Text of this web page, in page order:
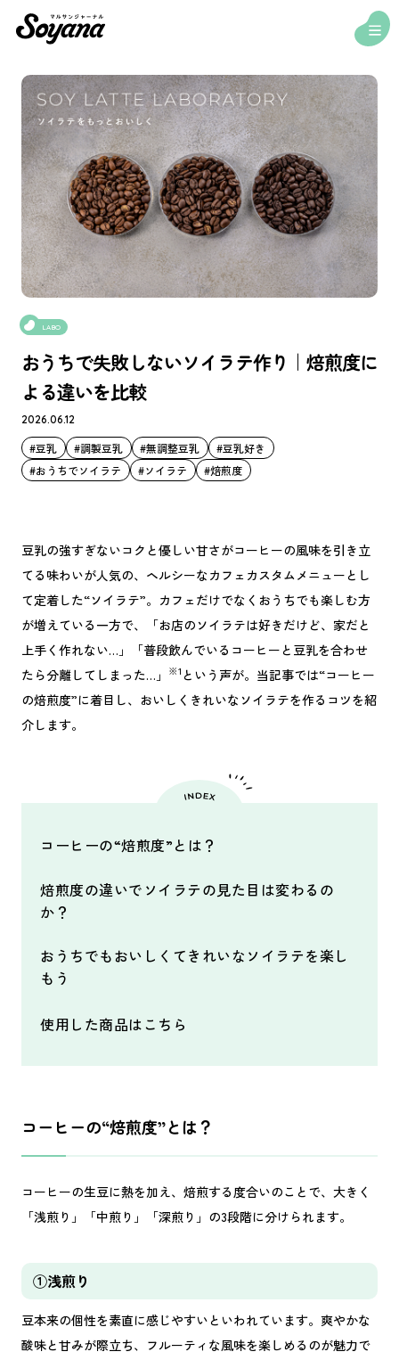
おうちで失敗しないソイラテ作り｜焙煎度に
よる違いを比較
2026.06.12
#豆乳 #調製豆乳 #無調整豆乳
#豆乳好き
#おうちでソイラテ
#ソイラテ #焙煎度
豆乳の強すぎないコクと優しい甘さがコーヒーの風味を引き立
てる味わいが人気の、ヘルシーなカフェカスタムメニューとし
て定着した“ソイラテ”。カフェだけでなくおうちでも楽しむ方
が増えている一方で、「お店のソイラテは好きだけど、家だと
上手く作れない…」「普段飲んでいるコーヒーと豆乳を合わせ
たら分離してしまった…」
※1 という声が。当記事では“コーヒー
の焙煎度”に着目し、おいしくきれいなソイラテを作るコツを紹
介します。
コーヒーの“焙煎度”とは？
焙煎度の違いでソイラテの見た目は変わるの
か？
おうちでもおいしくてきれいなソイラテを楽し
もう
使用した商品はこちら
コーヒーの“焙煎度”とは？
コーヒーの生豆に熱を加え、焙煎する度合いのことで、大きく
「浅煎り」「中煎り」「深煎り」の3段階に分けられます。
①浅煎り
豆本来の個性を素直に感じやすいといわれています。爽やかな
酸味と甘みが際立ち、フルーティな風味を楽しめるのが魅力で